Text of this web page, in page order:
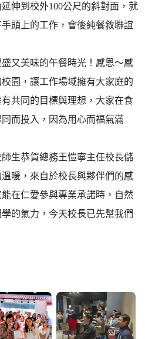
伸到校外100公尺的斜對面，就
頭上的工作，會後純餐敘聯誼
又美味的午餐時光！感恩～感
園，讓工作場域擁有大家庭的
共同的目標與理想，大家在食
而投入，因為用心而福氣滿
生恭賀總務王愷寧主任校長儲
暖，來自於校長與夥伴們的感
在仁愛參與專業承諾時，自然
的氣力，今天校長已先幫我們